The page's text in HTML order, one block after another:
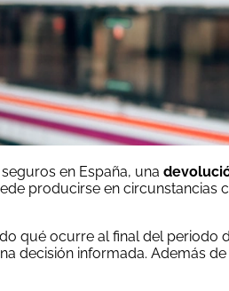
en España, una
producirse en circunstancias
qué ocurre al final del periodo
decisión informada. Además